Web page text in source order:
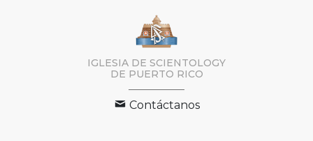
IGLESIA DE SCIENTOLOGY
DE PUERTO RICO
Contáctanos